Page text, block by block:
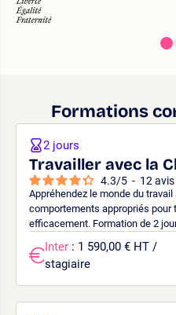
Formations
Travailler avec la
4.3/5 - 12 avis
Appréhendez le monde du
comportements appropriés pour
efficacement. Formation de 2
2 jours
Inter : 1 590,00 € HT /
stagiaire